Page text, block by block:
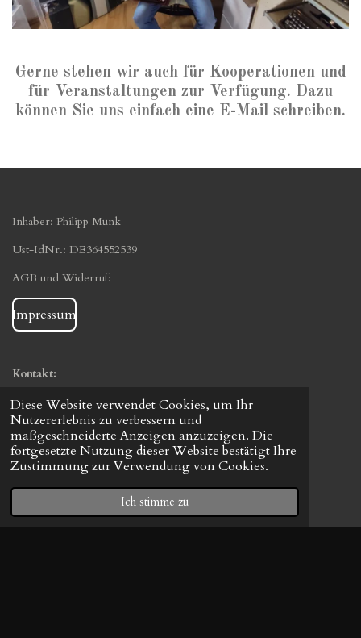
Diese Website verwendet Cookies, um Ihr
Nutzererlebnis zu verbessern und
maßgeschneiderte Anzeigen anzuzeigen. Die
fortgesetzte Nutzung dieser Website bestätigt Ihre
Zustimmung zur Verwendung von Cookies.
Ich stimme zu
Gerne stehen wir auch für Kooperationen und
für Veranstaltungen zur Verfügung. Dazu
können Sie uns einfach eine E-Mail schreiben.
Inhaber: Philipp Munk
Ust-IdNr.: DE364552539
AGB und Widerruf:
Impressum
Kontakt:
Am Besten per E-Mail:
BADULAI@gmx.de
Im Notfall auch telefonisch (evtl. Rückruf):
+49 1575 2378940
Anschrift: